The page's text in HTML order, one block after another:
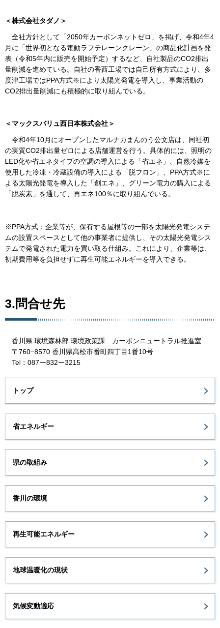
＜株式会社タダノ＞
全社方針として「2050年カーボンネットゼロ」を掲げ、令和4年4
月に「世界初となる電動ラフテレーンクレーン」の商品化計画を発
表（令和5年内に販売を開始予定）するなど、自社製品のCO2排出
量削減を進めている。自社の香西工場では自己所有方式により、多
度津工場ではPPA方式※により太陽光発電を導入し、事業活動の
CO2排出量削減にも積極的に取り組んでいる。
＜マックスバリュ西日本株式会社＞
令和4年10月にオープンしたマルナカまんのう公文店は、同社初
の実質CO2排出量ゼロによる店舗運営を行う。具体的には、照明の
LED化や省エネタイプの空調の導入による「省エネ」、自然冷媒を
使用した冷凍・冷蔵設備の導入による「脱フロン」、PPA方式※に
よる太陽光発電を導入した「創エネ」、グリーン電力の購入による
「脱炭素」を通して、再エネ100％に取り組んでいる。
※PPA方式：企業等が、保有する屋根等の一部を太陽光発電システ
ムの設置スペースとして他の事業者に提供し、その太陽光発電シス
テムで発電された電力を買い取る仕組み。これにより、企業等は、
初期費用等を負担せずに再生可能エネルギーを導入できる。
3.問合せ先
香川県 環境森林部 環境政策課 カーボンニュートラル推進室
〒760−8570 香川県高松市番町四丁目1番10号
Tel：087ー832ー3215
トップ
省エネルギー
県の取組み
香川の環境
再生可能エネルギー
地球温暖化の現状
気候変動適応